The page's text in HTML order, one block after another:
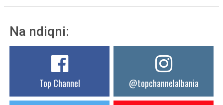
Na ndiqni:
Top Channel @topchannelalbania